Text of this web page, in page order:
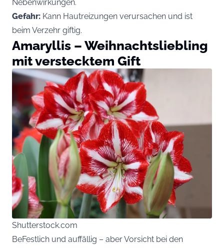
Nebenwirkungen.
Gefahr: Kann Hautreizungen verursachen und ist
beim Verzehr giftig.
Amaryllis – Weihnachtsliebling
mit verstecktem Gift
Shutterstock.com
BeFestlich und auffällig – aber Vorsicht bei den